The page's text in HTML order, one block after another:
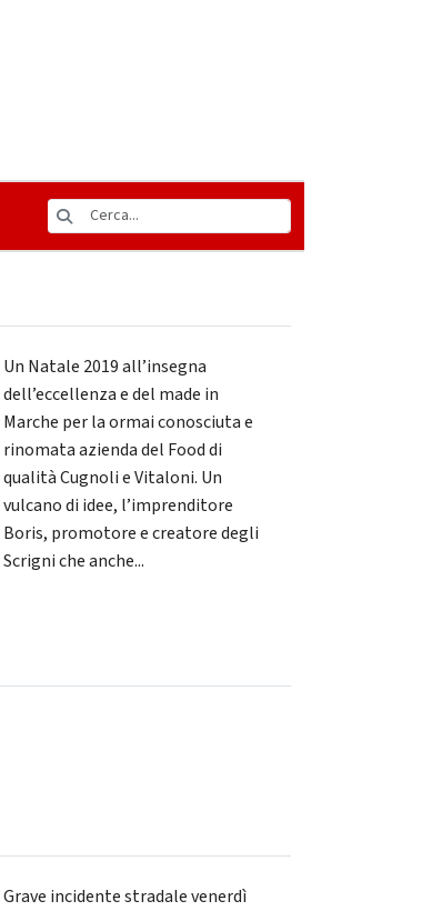
Un Natale 2019 all’insegna
dell’eccellenza e del made in
Marche per la ormai conosciuta e
rinomata azienda del Food di
qualità Cugnoli e Vitaloni. Un
vulcano di idee, l’imprenditore
Boris, promotore e creatore degli
Scrigni che anche...
Grave incidente stradale venerdì